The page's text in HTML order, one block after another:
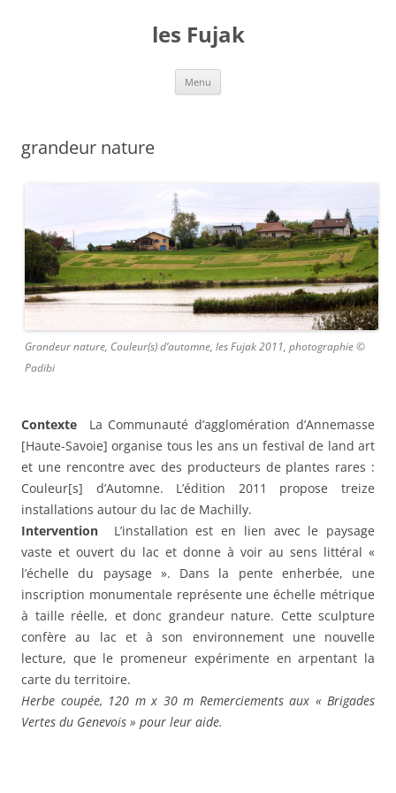
les Fujak
Menu
grandeur nature
Grandeur nature, Couleur(s) d’automne, les Fujak 2011, photographie ©
Padibi
Contexte
La Communauté d’agglomération d’Annemasse
[Haute-Savoie] organise tous les ans un festival de land art
et une rencontre avec des producteurs de plantes rares :
Couleur[s] d’Automne. L’édition 2011 propose treize
installations autour du lac de Machilly.
Intervention
L’installation est en lien avec le paysage
vaste et ouvert du lac et donne à voir au sens littéral «
l’échelle du paysage ». Dans la pente enherbée, une
inscription monumentale représente une échelle métrique
à taille réelle, et donc grandeur nature. Cette sculpture
confère au lac et à son environnement une nouvelle
lecture, que le promeneur expérimente en arpentant la
carte du territoire.
Herbe coupée, 120 m x 30 m Remerciements aux « Brigades
Vertes du Genevois » pour leur aide.